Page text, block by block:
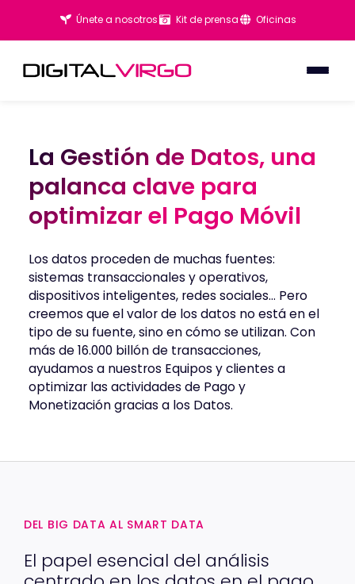
Únete a nosotros Kit de prensa Oficinas
La Gestión de Datos, una
palanca clave para
optimizar el Pago Móvil
La Gestión de Datos, una
palanca clave para
optimizar el Pago Móvil
Los datos proceden de muchas fuentes:
sistemas transaccionales y operativos,
dispositivos inteligentes, redes sociales… Pero
creemos que el valor de los datos no está en el
tipo de su fuente, sino en cómo se utilizan. Con
más de 16.000 billón de transacciones,
ayudamos a nuestros Equipos y clientes a
optimizar las actividades de Pago y
Monetización gracias a los Datos.
DEL BIG DATA AL SMART DATA
El papel esencial del análisis